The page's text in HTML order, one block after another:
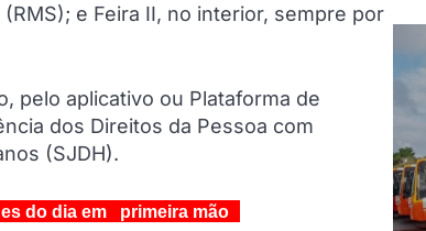
e Feira II, no interior, sempre por
pelo aplicativo ou Plataforma de
dos Direitos da Pessoa com
(SJDH).
do dia em primeira mão